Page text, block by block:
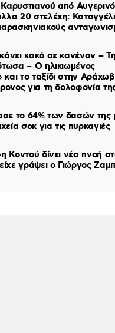
από
20 στελέχη:
κακό σε κανέναν –
– Ο ηλικιωμένος
το ταξίδι στην
για τη δολοφονία
το 64% των δασών της
σοκ για τις πυρκαγιές
Κοντού δίνει νέα πνοή
γράψει ο Γιώργος